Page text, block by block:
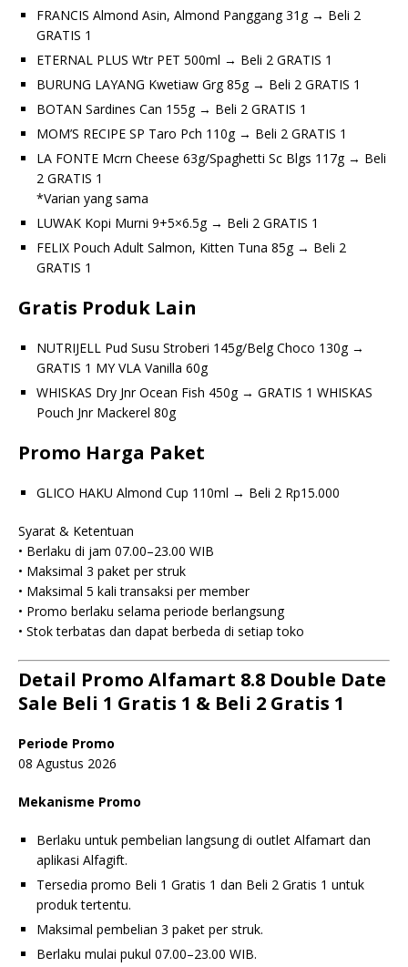
FRANCIS Almond Asin, Almond Panggang 31g → Beli 2
GRATIS 1
ETERNAL PLUS Wtr PET 500ml → Beli 2 GRATIS 1
BURUNG LAYANG Kwetiaw Grg 85g → Beli 2 GRATIS 1
BOTAN Sardines Can 155g → Beli 2 GRATIS 1
MOM’S RECIPE SP Taro Pch 110g → Beli 2 GRATIS 1
LA FONTE Mcrn Cheese 63g/Spaghetti Sc Blgs 117g → Beli
2 GRATIS 1
*Varian yang sama
LUWAK Kopi Murni 9+5×6.5g → Beli 2 GRATIS 1
FELIX Pouch Adult Salmon, Kitten Tuna 85g → Beli 2
GRATIS 1
Gratis Produk Lain
NUTRIJELL Pud Susu Stroberi 145g/Belg Choco 130g →
GRATIS 1 MY VLA Vanilla 60g
WHISKAS Dry Jnr Ocean Fish 450g → GRATIS 1 WHISKAS
Pouch Jnr Mackerel 80g
Promo Harga Paket
GLICO HAKU Almond Cup 110ml → Beli 2 Rp15.000
Syarat & Ketentuan
• Berlaku di jam 07.00–23.00 WIB
• Maksimal 3 paket per struk
• Maksimal 5 kali transaksi per member
• Promo berlaku selama periode berlangsung
• Stok terbatas dan dapat berbeda di setiap toko
Detail Promo Alfamart 8.8 Double Date
Sale Beli 1 Gratis 1 & Beli 2 Gratis 1
Periode Promo
08 Agustus 2026
Mekanisme Promo
Berlaku untuk pembelian langsung di outlet Alfamart dan
aplikasi Alfagift.
Tersedia promo Beli 1 Gratis 1 dan Beli 2 Gratis 1 untuk
produk tertentu.
Maksimal pembelian 3 paket per struk.
Berlaku mulai pukul 07.00–23.00 WIB.